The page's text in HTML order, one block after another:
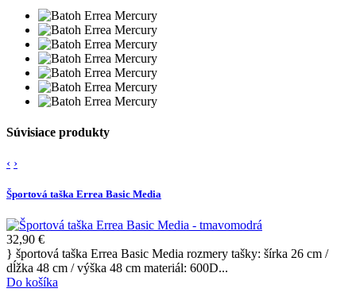
Súvisiace produkty
‹ ›
Športová taška Errea Basic Media
32,90 €
} športová taška Errea Basic Media rozmery tašky: šírka 26 cm /
dĺžka 48 cm / výška 48 cm materiál: 600D...
Do košíka